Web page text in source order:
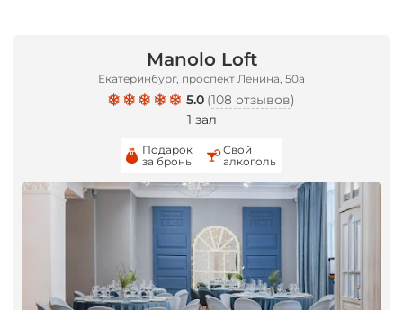
Manolo Loft
Екатеринбург, проспект Ленина, 50а
5.0 (108 отзывов)
1 зал
Подарок
за бронь
Свой
алкоголь